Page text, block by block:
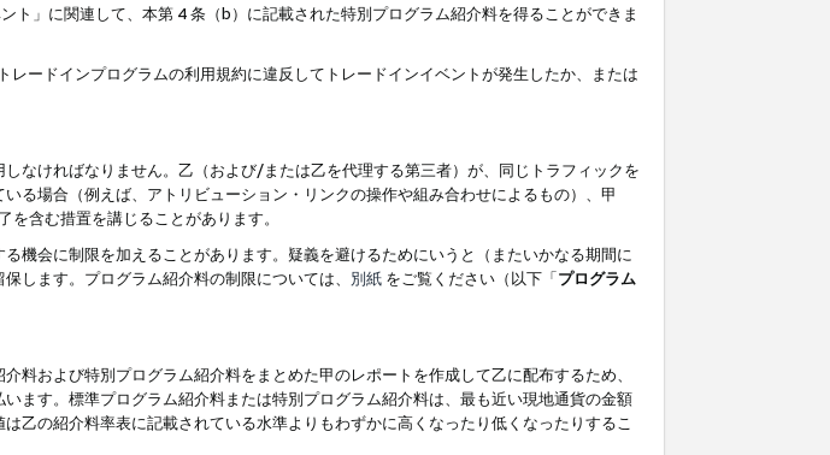
」に関連して、本第 4 条（b）に記載された特別プログラム紹介料を得ることができま
ードインプログラムの利用規約に違反してトレードインイベントが発生したか、または
なければなりません。乙（および/または乙を代理する第三者）が、同じトラフィックを
る場合（例えば、アトリビューション・リンクの操作や組み合わせによるもの）、甲
含む措置を講じることがあります。
機会に制限を加えることがあります。疑義を避けるためにいうと（またいかなる期間に
します。プログラム紹介料の制限については、 別紙 をご覧ください（以下「プログラム
および特別プログラム紹介料をまとめた甲のレポートを作成して乙に配布するため、
ます。標準プログラム紹介料または特別プログラム紹介料は、最も近い現地通貨の金額
乙の紹介料率表に記載されている水準よりもわずかに高くなったり低くなったりするこ